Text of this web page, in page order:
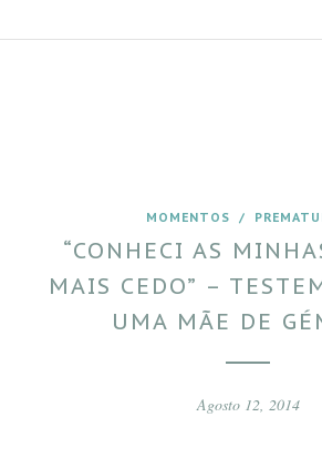
MOMENTOS /
“CONHECI AS
MAIS CEDO” –
UMA MÃE DE
Agosto 12, 2014